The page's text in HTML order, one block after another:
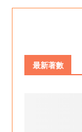
最新著數